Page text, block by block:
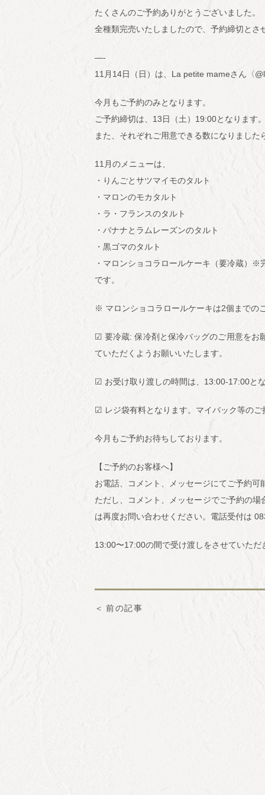
たくさんのご予約ありがとうございました。
全種類完売いたしましたので、予約締切と
—-
11月14日（日）は、La petite mameさん〈
今月もご予約のみとなります。
ご予約締切は、13日（土）19:00となります
また、それぞれご用意できる数になりまし
11月のメニューは、
・りんごとサツマイモのタルト
・マロンのモカタルト
・ラ・フランスのタルト
・バナナとラムレーズンのタルト
・黒ゴマのタルト
・マロンショコラロールケーキ（要冷蔵）※
です。
※ マロンショコラロールケーキは2個までの
☑︎ 要冷蔵: 保冷剤と保冷バッグのご用意をお
ていただくようお願いいたします。
☑︎ お受け取り渡しの時間は、13:00-17:00と
☑︎ レジ袋有料となります。マイバック等のご
今月もご予約お待ちしております。
【ご予約のお客様へ】
お電話、コメント、メッセージにてご予約可
ただし、コメント、メッセージでご予約の
は再度お問い合わせください。電話受付は
13:00〜17:00の間で受け渡しをさせていた
前の記事